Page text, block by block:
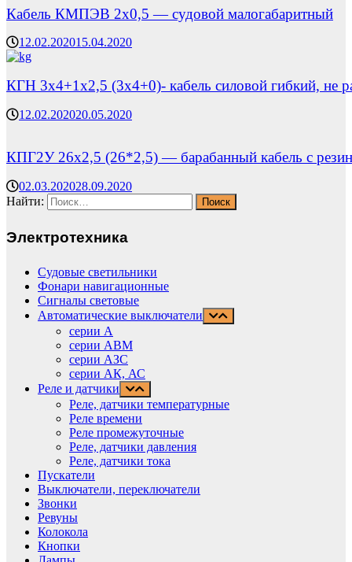
Кабель КМПЭВ 2х0,5 — судовой малогабаритный
12.02.202015.04.2020
КГН 3х4+1х2,5 (3х4+0)- кабель силовой гибкий, не
12.02.202020.05.2020
КПГ2У 26х2,5 (26*2,5) — барабанный кабель с
02.03.202028.09.2020
Найти:
Электротехника
Судовые светильники
Фонари навигационные
Сигналы световые
Автоматические выключатели
серии А
серии АВМ
cерии АЗС
серии АК, АС
Реле и датчики
Реле, датчики температурные
Реле времени
Реле промежуточные
Реле, датчики давления
Реле, датчики тока
Пускатели
Выключатели, переключатели
Звонки
Ревуны
Колокола
Кнопки